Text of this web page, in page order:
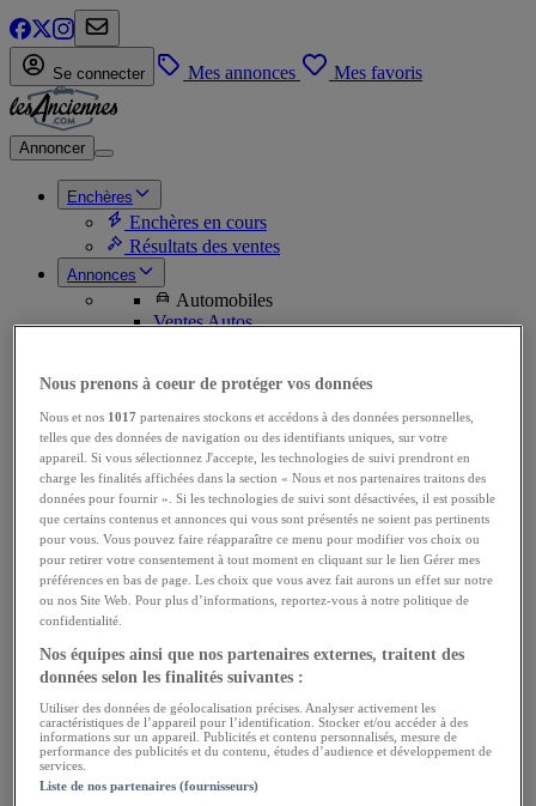
Se connecter Mes annonces Mes favoris
Annoncer
Enchères
Enchères en cours
Résultats des ventes
Annonces
Automobiles
Ventes Autos
Achats de pièces
Motos
Ventes Motos
Ventes de pièces
Achats Motos
Achats de pièces
Utilitaires
Ventes Utilitaires
Ventes de pièces
Achats Utilitaires
Achats de pièces
Ventes Docs, automobilia
Achats Docs, automobilia
Achats Miniatures
Ventes Divers
Achats Divers
Toutes les annonces
Nous prenons à coeur de protéger vos données
Nous et nos 1017 partenaires stockons et accédons à des données personnelles,
telles que des données de navigation ou des identifiants uniques, sur votre
appareil. Si vous sélectionnez J'accepte, les technologies de suivi prendront en
charge les finalités affichées dans la section « Nous et nos partenaires traitons des
données pour fournir ». Si les technologies de suivi sont désactivées, il est possible
que certains contenus et annonces qui vous sont présentés ne soient pas pertinents
pour vous. Vous pouvez faire réapparaître ce menu pour modifier vos choix ou
pour retirer votre consentement à tout moment en cliquant sur le lien Gérer mes
préférences en bas de page. Les choix que vous avez fait aurons un effet sur notre
ou nos Site Web. Pour plus d’informations, reportez-vous à notre politique de
confidentialité.
Nos équipes ainsi que nos partenaires externes, traitent des
données selon les finalités suivantes :
Utiliser des données de géolocalisation précises. Analyser activement les
caractéristiques de l’appareil pour l’identification. Stocker et/ou accéder à des
informations sur un appareil. Publicités et contenu personnalisés, mesure de
performance des publicités et du contenu, études d’audience et développement de
services.
Liste de nos partenaires (fournisseurs)